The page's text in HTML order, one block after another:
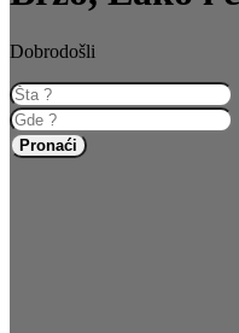
Dobrodošli
Pronaći